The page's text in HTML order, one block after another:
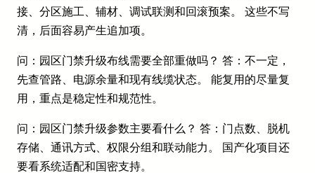
接、分区施工、辅材、调试联测和回滚预案。 这些不写
清，后面容易产生追加项。
问：园区门禁升级布线需要全部重做吗？ 答：不一定，
先查管路、电源余量和现有线缆状态。 能复用的尽量复
用，重点是稳定性和规范性。
问：园区门禁升级参数主要看什么？ 答：门点数、脱机
存储、通讯方式、权限分组和联动能力。 国产化项目还
要看系统适配和国密支持。